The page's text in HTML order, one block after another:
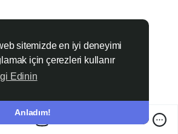
sitemizde en iyi deneyimi
için çerezleri kullanır
Edinin
Anladım!